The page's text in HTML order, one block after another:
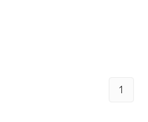
1